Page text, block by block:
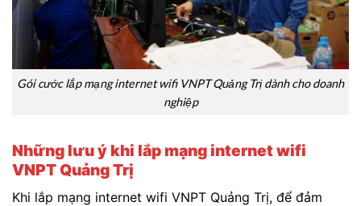
Gói cước lắp mạng internet wifi VNPT Quảng Trị dành cho doanh
nghiệp
Những lưu ý khi lắp mạng internet wifi
VNPT Quảng Trị
Khi lắp mạng internet wifi VNPT Quảng Trị, để đảm